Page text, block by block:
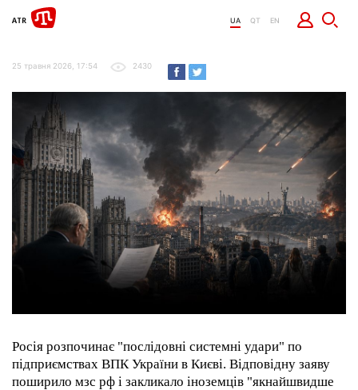
UA QT EN
25 травня 2026, 17:54 2430
Росія розпочинає "послідовні системні удари" по
підприємствах ВПК України в Києві. Відповідну заяву
поширило мзс рф і закликало іноземців "якнайшвидше